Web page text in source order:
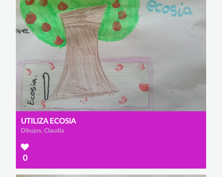
UTILIZA ECOSIA
Dibujos, Claudia
0